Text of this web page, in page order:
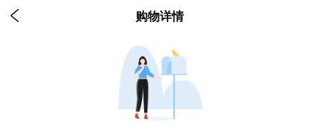
 购物详情